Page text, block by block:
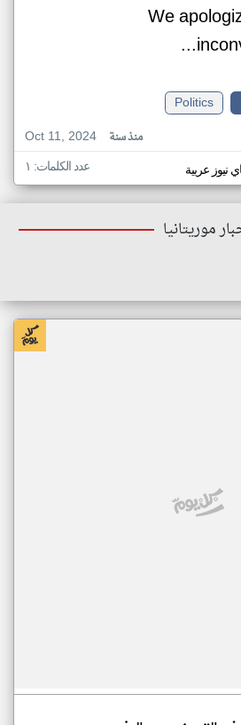
We
Politics
Oct 11, 2024
منذ سنة
نيوز عربية عدد الكلمات: ١
موريتانيا